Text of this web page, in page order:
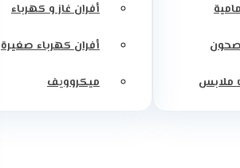
ملابس
أفران غاز و كهرباء
أفران كهرباء صغيرة
ميكروويف